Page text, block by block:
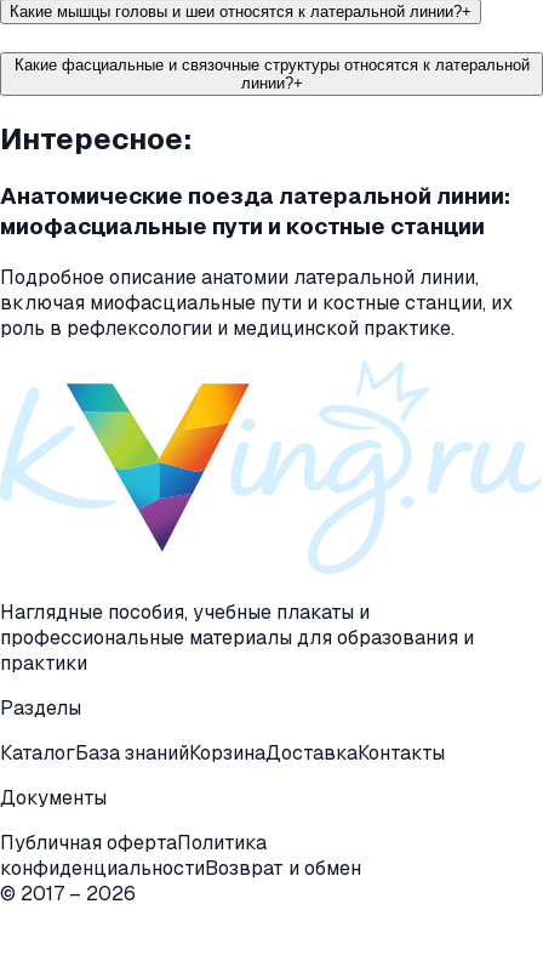
Какие мышцы головы и шеи относятся к латеральной линии?+
Какие фасциальные и связочные структуры относятся к латеральной
линии?+
Интересное:
Анатомические поезда латеральной линии:
миофасциальные пути и костные станции
Подробное описание анатомии латеральной линии,
включая миофасциальные пути и костные станции, их
роль в рефлексологии и медицинской практике.
Наглядные пособия, учебные плакаты и
профессиональные материалы для образования и
практики
Разделы
КаталогБаза знанийКорзинаДоставкаКонтакты
Документы
Публичная офертаПолитика
конфиденциальностиВозврат и обмен
© 2017 – 2026